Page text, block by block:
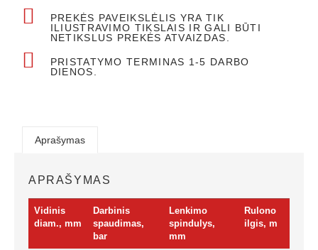
PREKĖS PAVEIKSLĖLIS YRA TIK
ILIUSTRAVIMO TIKSLAIS IR GALI BŪTI
NETIKSLUS PREKĖS ATVAIZDAS.
PRISTATYMO TERMINAS 1-5 DARBO
DIENOS.
Aprašymas
APRAŠYMAS
Vidinis
diam., mm
Darbinis
spaudimas,
bar
Lenkimo
spindulys,
mm
Rulono
ilgis, m